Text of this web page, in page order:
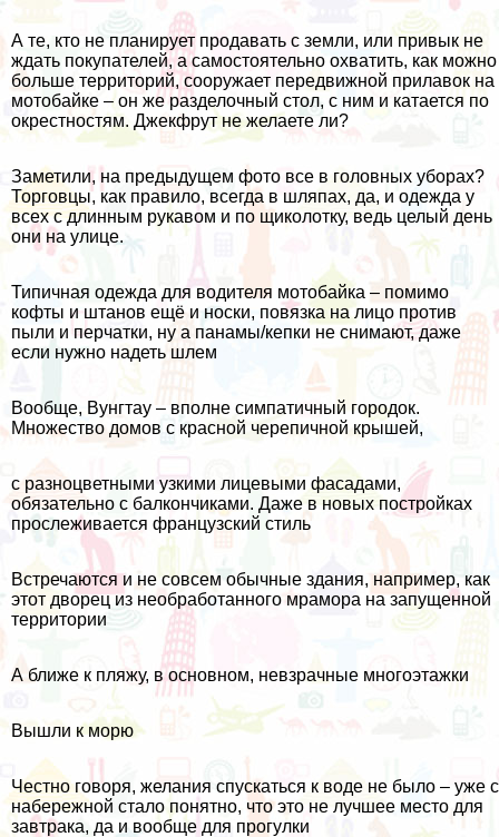
А те, кто не планирует продавать с земли, или привык не
ждать покупателей, а самостоятельно охватить, как можно
больше территорий, сооружает передвижной прилавок на
мотобайке – он же разделочный стол, с ним и катается по
окрестностям. Джекфрут не желаете ли?
Заметили, на предыдущем фото все в головных уборах?
Торговцы, как правило, всегда в шляпах, да, и одежда у
всех с длинным рукавом и по щиколотку, ведь целый день
они на улице.
Типичная одежда для водителя мотобайка – помимо
кофты и штанов ещё и носки, повязка на лицо против
пыли и перчатки, ну а панамы/кепки не снимают, даже
если нужно надеть шлем
Вообще, Вунгтау – вполне симпатичный городок.
Множество домов с красной черепичной крышей,
с разноцветными узкими лицевыми фасадами,
обязательно с балкончиками. Даже в новых постройках
прослеживается французский стиль
Встречаются и не совсем обычные здания, например, как
этот дворец из необработанного мрамора на запущенной
территории
А ближе к пляжу, в основном, невзрачные многоэтажки
Вышли к морю
Честно говоря, желания спускаться к воде не было – уже с
набережной стало понятно, что это не лучшее место для
завтрака, да и вообще для прогулки